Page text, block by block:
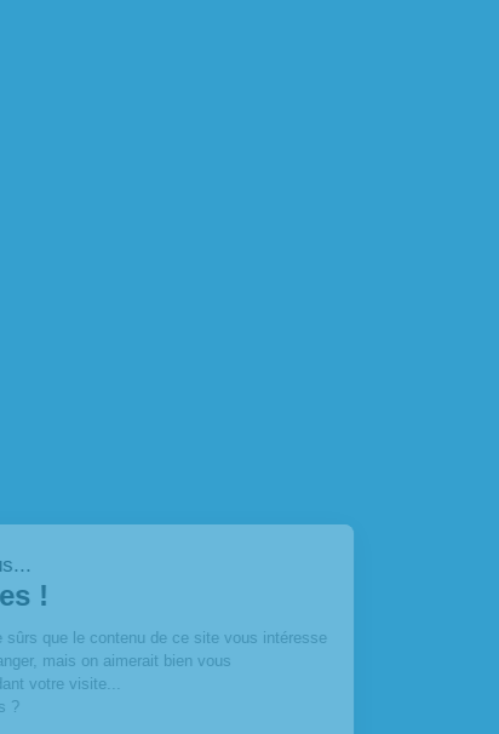
On a attendu d'être sûrs que le contenu de ce site vous intéresse
avant de vous déranger, mais on aimerait bien vous
accompagner pendant votre visite...